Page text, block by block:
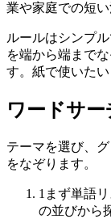
業や家庭での短
ルールはシンプ
を端から端まで
す。紙で使いた
ワードサ
テーマを選び、
をなぞります。
1 まず単語
の並びから